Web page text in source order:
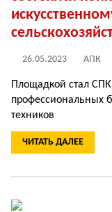
26.05.2023 АПК
Площадкой стал
профессиональных
техников
ЧИТАТЬ ДАЛЕЕ